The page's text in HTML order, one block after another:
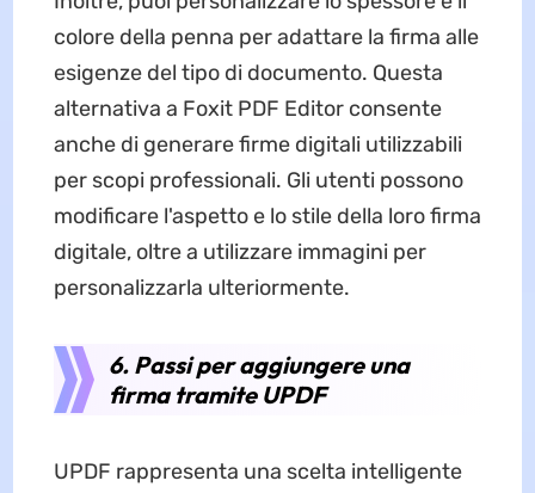
colore della penna per adattare la firma alle
esigenze del tipo di documento. Questa
alternativa a Foxit PDF Editor consente
anche di generare firme digitali utilizzabili
per scopi professionali. Gli utenti possono
modificare l'aspetto e lo stile della loro firma
digitale, oltre a utilizzare immagini per
personalizzarla ulteriormente.
6. Passi per aggiungere una
firma tramite UPDF
UPDF rappresenta una scelta intelligente